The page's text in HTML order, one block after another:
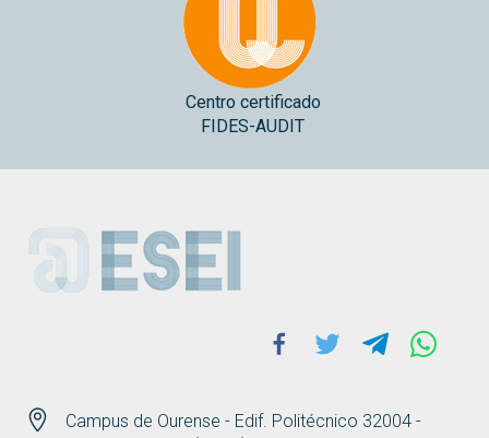
Centro certificado
FIDES-AUDIT
ESEI
Campus de Ourense - Edif. Politécnico 32004 -
Facebook
Twitter Telegram